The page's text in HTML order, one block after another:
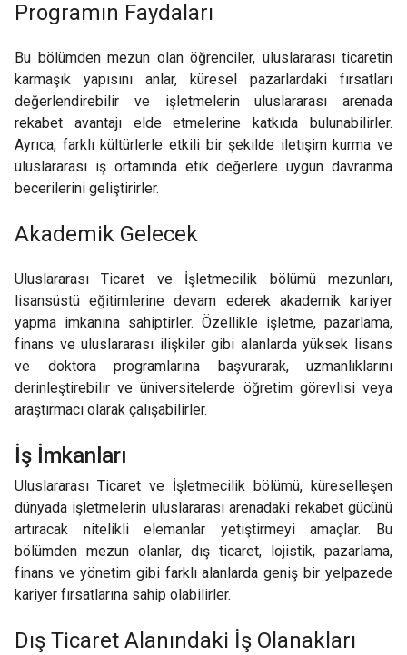
Programın Faydaları
Bu bölümden mezun olan öğrenciler, uluslararası ticaretin
karmaşık yapısını anlar, küresel pazarlardaki fırsatları
değerlendirebilir ve işletmelerin uluslararası arenada
rekabet avantajı elde etmelerine katkıda bulunabilirler.
Ayrıca, farklı kültürlerle etkili bir şekilde iletişim kurma ve
uluslararası iş ortamında etik değerlere uygun davranma
becerilerini geliştirirler.
Akademik Gelecek
Uluslararası Ticaret ve İşletmecilik bölümü mezunları,
lisansüstü eğitimlerine devam ederek akademik kariyer
yapma imkanına sahiptirler. Özellikle işletme, pazarlama,
finans ve uluslararası ilişkiler gibi alanlarda yüksek lisans
ve doktora programlarına başvurarak, uzmanlıklarını
derinleştirebilir ve üniversitelerde öğretim görevlisi veya
araştırmacı olarak çalışabilirler.
İş İmkanları
Uluslararası Ticaret ve İşletmecilik bölümü, küreselleşen
dünyada işletmelerin uluslararası arenadaki rekabet gücünü
artıracak nitelikli elemanlar yetiştirmeyi amaçlar. Bu
bölümden mezun olanlar, dış ticaret, lojistik, pazarlama,
finans ve yönetim gibi farklı alanlarda geniş bir yelpazede
kariyer fırsatlarına sahip olabilirler.
Dış Ticaret Alanındaki İş Olanakları